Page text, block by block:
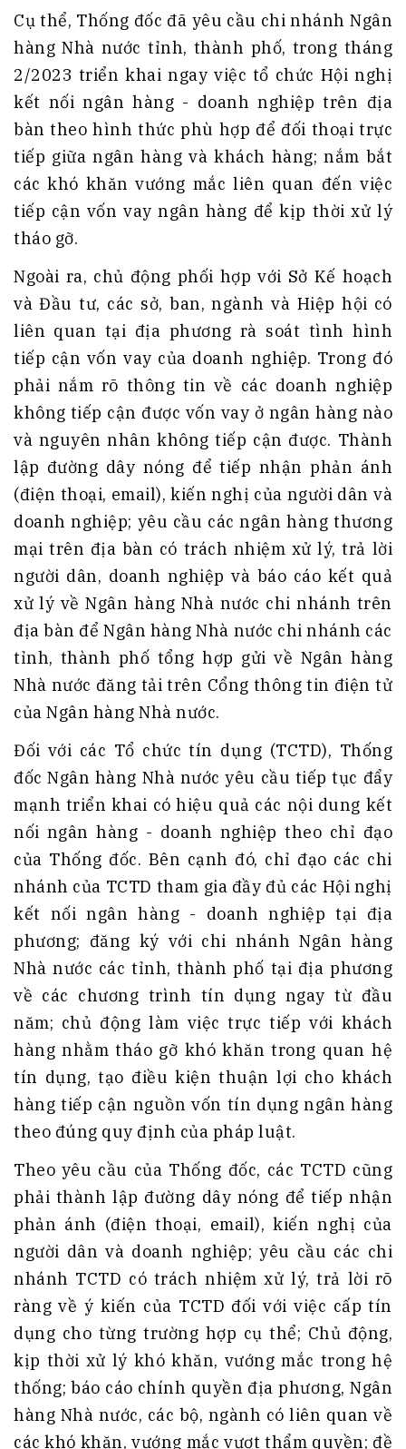
Cụ thể, Thống đốc đã yêu cầu chi nhánh Ngân
hàng Nhà nước tỉnh, thành phố, trong tháng
2/2023 triển khai ngay việc tổ chức Hội nghị
kết nối ngân hàng - doanh nghiệp trên địa
bàn theo hình thức phù hợp để đối thoại trực
tiếp giữa ngân hàng và khách hàng; nắm bắt
các khó khăn vướng mắc liên quan đến việc
tiếp cận vốn vay ngân hàng để kịp thời xử lý
tháo gỡ.
Ngoài ra, chủ động phối hợp với Sở Kế hoạch
và Đầu tư, các sở, ban, ngành và Hiệp hội có
liên quan tại địa phương rà soát tình hình
tiếp cận vốn vay của doanh nghiệp. Trong đó
phải nắm rõ thông tin về các doanh nghiệp
không tiếp cận được vốn vay ở ngân hàng nào
và nguyên nhân không tiếp cận được. Thành
lập đường dây nóng để tiếp nhận phản ánh
(điện thoại, email), kiến nghị của người dân và
doanh nghiệp; yêu cầu các ngân hàng thương
mại trên địa bàn có trách nhiệm xử lý, trả lời
người dân, doanh nghiệp và báo cáo kết quả
xử lý về Ngân hàng Nhà nước chi nhánh trên
địa bàn để Ngân hàng Nhà nước chi nhánh các
tỉnh, thành phố tổng hợp gửi về Ngân hàng
Nhà nước đăng tải trên Cổng thông tin điện tử
của Ngân hàng Nhà nước.
Đối với các Tổ chức tín dụng (TCTD), Thống
đốc Ngân hàng Nhà nước yêu cầu tiếp tục đẩy
mạnh triển khai có hiệu quả các nội dung kết
nối ngân hàng - doanh nghiệp theo chỉ đạo
của Thống đốc. Bên cạnh đó, chỉ đạo các chi
nhánh của TCTD tham gia đầy đủ các Hội nghị
kết nối ngân hàng - doanh nghiệp tại địa
phương; đăng ký với chi nhánh Ngân hàng
Nhà nước các tỉnh, thành phố tại địa phương
về các chương trình tín dụng ngay từ đầu
năm; chủ động làm việc trực tiếp với khách
hàng nhằm tháo gỡ khó khăn trong quan hệ
tín dụng, tạo điều kiện thuận lợi cho khách
hàng tiếp cận nguồn vốn tín dụng ngân hàng
theo đúng quy định của pháp luật.
Theo yêu cầu của Thống đốc, các TCTD cũng
phải thành lập đường dây nóng để tiếp nhận
phản ánh (điện thoại, email), kiến nghị của
người dân và doanh nghiệp; yêu cầu các chi
nhánh TCTD có trách nhiệm xử lý, trả lời rõ
ràng về ý kiến của TCTD đối với việc cấp tín
dụng cho từng trường hợp cụ thể; Chủ động,
kịp thời xử lý khó khăn, vướng mắc trong hệ
thống; báo cáo chính quyền địa phương, Ngân
hàng Nhà nước, các bộ, ngành có liên quan về
các khó khăn, vướng mắc vượt thẩm quyền; đề